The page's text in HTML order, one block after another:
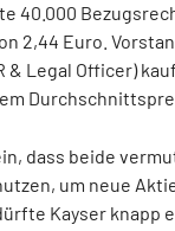
40.000
2,44 Euro.
& Legal Officer)
dass beide
um neue
Kayser knapp